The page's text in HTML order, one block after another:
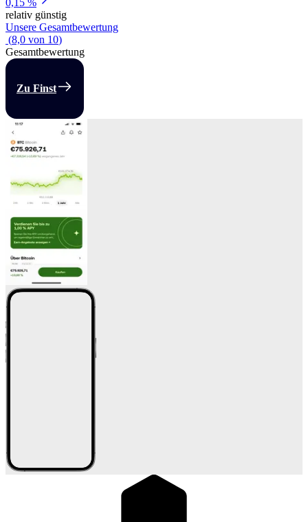
0,15 %
relativ günstig
Unsere Gesamtbewertung
(8,0 von 10)
Gesamtbewertung
Zu Finst